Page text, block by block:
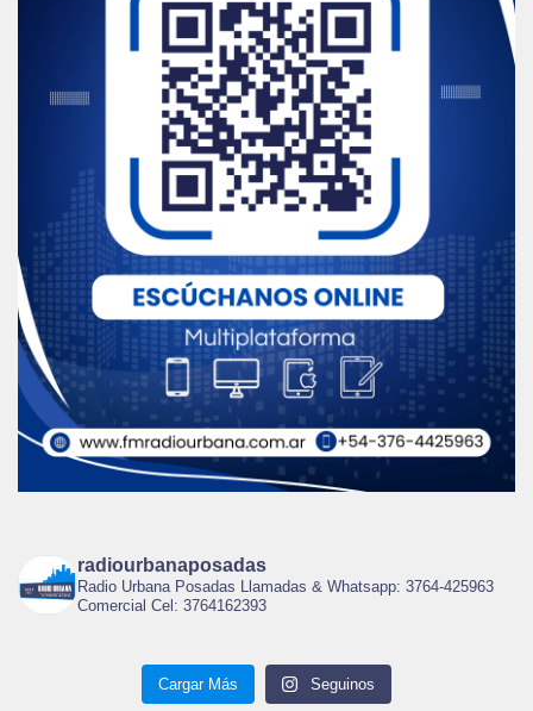
radiourbanaposadas
Radio Urbana Posadas Llamadas & Whatsapp: 3764-425963
Comercial Cel: 3764162393
Cargar Más Seguinos